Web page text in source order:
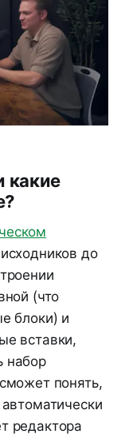
какие
до
(что
блоки) и
вставки,
набор
понять,
редактора